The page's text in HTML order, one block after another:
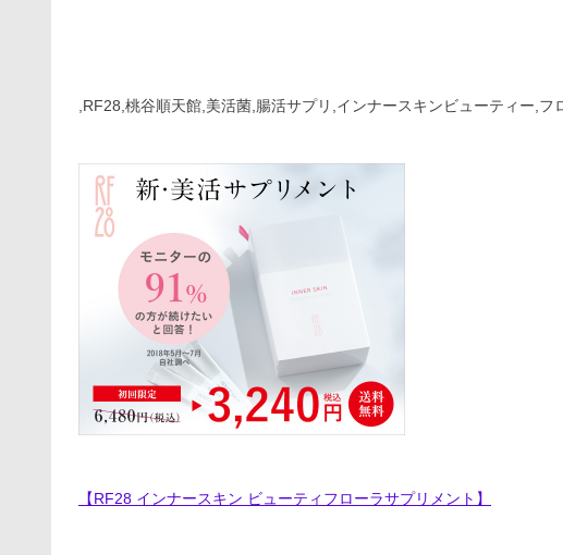
,RF28,桃谷順天館,美活菌,腸活サプリ,インナースキンビューティー,フ
【RF28 インナースキン ビューティフローラサプリメント】